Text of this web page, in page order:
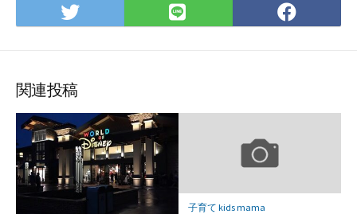
Twitter
で
LINE
で
で
関連投稿
子育て kids mama